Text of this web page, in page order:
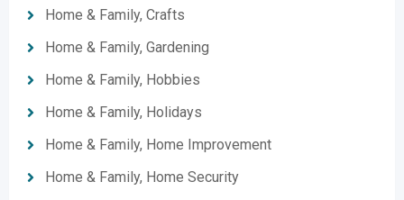
Home & Family, Crafts
Home & Family, Gardening
Home & Family, Hobbies
Home & Family, Holidays
Home & Family, Home Improvement
Home & Family, Home Security